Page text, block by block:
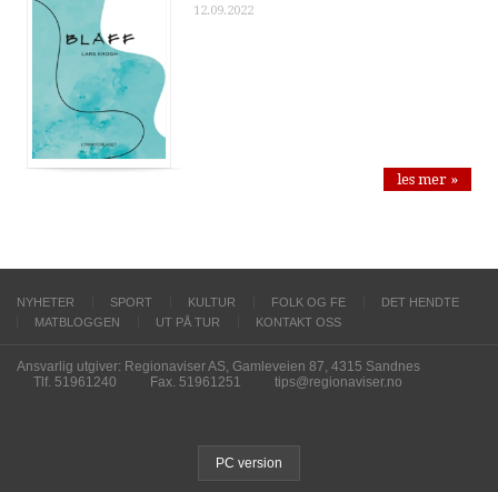
12.09.2022
les mer »
NYHETER SPORT KULTUR FOLK OG FE
DET HENDTE
MATBLOGGEN
UT PÅ TUR KONTAKT OSS
Ansvarlig utgiver: Regionaviser AS, Gamleveien 87, 4315 Sandnes
Tlf. 51961240
Fax. 51961251 tips@regionaviser.no
PC version